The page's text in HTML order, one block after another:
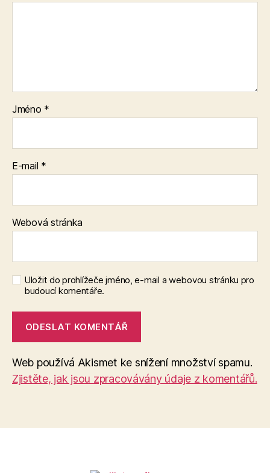
Jméno *
E-mail *
Webová stránka
Uložit do prohlížeče jméno, e-mail a webovou stránku pro
budoucí komentáře.
Web používá Akismet ke snížení množství spamu.
Zjistěte, jak jsou zpracovávány údaje z komentářů.